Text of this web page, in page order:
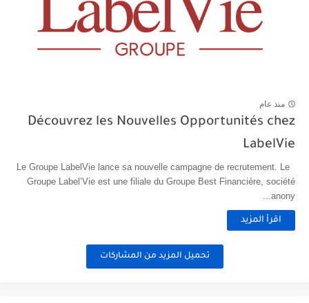
منذ عام
Découvrez les Nouvelles Opportunités chez
LabelVie
Le Groupe LabelVie lance sa nouvelle campagne de recrutement. Le
Groupe Label’Vie est une filiale du Groupe Best Financière, société
anony...
اقرأ المزيد
تحميل المزيد من المشاركات